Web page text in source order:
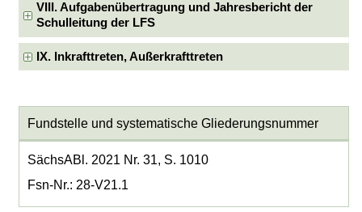
VIII. Aufgabenübertragung und Jahresbericht der
Schulleitung der LFS
IX. Inkrafttreten, Außerkrafttreten
Fundstelle und systematische Gliederungsnummer
SächsABl. 2021 Nr. 31, S. 1010
Fsn-Nr.: 28-V21.1